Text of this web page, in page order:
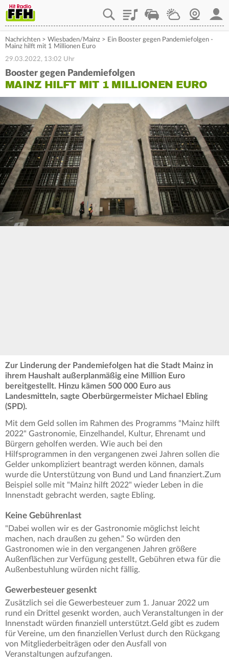
PlaylistStaupilotWetterWebcam
Nachrichten > Wiesbaden/Mainz > Ein Booster gegen Pandemiefolgen -
Mainz hilft mit 1 Millionen Euro
29.03.2022, 13:02 Uhr
Booster gegen Pandemiefolgen
MAINZ HILFT MIT 1 MILLIONEN EURO
Zur Linderung der Pandemiefolgen hat die Stadt Mainz in
ihrem Haushalt außerplanmäßig eine Million Euro
bereitgestellt. Hinzu kämen 500 000 Euro aus
Landesmitteln, sagte Oberbürgermeister Michael Ebling
(SPD).
Mit dem Geld sollen im Rahmen des Programms "Mainz hilft
2022" Gastronomie, Einzelhandel, Kultur, Ehrenamt und
Bürgern geholfen werden. Wie auch bei den
Hilfsprogrammen in den vergangenen zwei Jahren sollen die
Gelder unkompliziert beantragt werden können, damals
wurde die Unterstützung von Bund und Land finanziert.Zum
Beispiel solle mit "Mainz hilft 2022" wieder Leben in die
Innenstadt gebracht werden, sagte Ebling.
Keine Gebührenlast
"Dabei wollen wir es der Gastronomie möglichst leicht
machen, nach draußen zu gehen." So würden den
Gastronomen wie in den vergangenen Jahren größere
Außenflächen zur Verfügung gestellt, Gebühren etwa für die
Außenbestuhlung würden nicht fällig.
Gewerbesteuer gesenkt
Zusätzlich sei die Gewerbesteuer zum 1. Januar 2022 um
rund ein Drittel gesenkt worden, auch Veranstaltungen in der
Innenstadt würden finanziell unterstützt.Geld gibt es zudem
für Vereine, um den finanziellen Verlust durch den Rückgang
von Mitgliederbeiträgen oder den Ausfall von
Veranstaltungen aufzufangen.